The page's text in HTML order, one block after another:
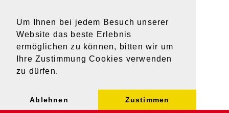
Um Ihnen bei jedem Besuch unserer
Website das beste Erlebnis
ermöglichen zu können, bitten wir um
Ihre Zustimmung Cookies verwenden
zu dürfen.
Ablehnen Zustimmen